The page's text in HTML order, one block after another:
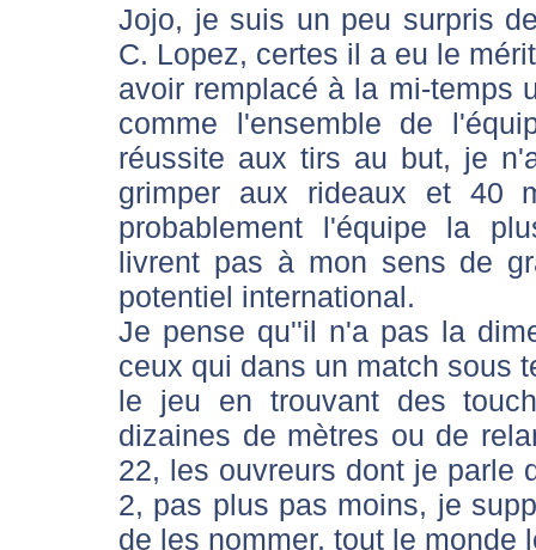
Jojo, je suis un peu surpris
C. Lopez, certes il a eu le
avoir remplacé à la mi-temps
comme l'ensemble de
réussite aux tirs au but, je
grimper aux rideaux et 40
probablement l'équipe la
livrent pas à mon sens de
potentiel international.
Je pense qu''il n'a pas la
ceux qui dans un match sous
le jeu en trouvant des
dizaines de mètres ou de
22, les ouvreurs dont je parle
2, pas plus pas moins, je
de les nommer, tout le monde